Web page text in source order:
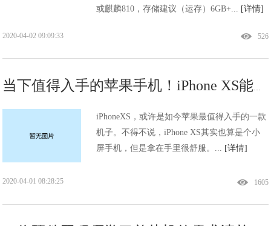
或麒麟810，存储建议（运存）6GB+... [详情]
526
2020-04-02 09:09:33
当下值得入手的苹果手机！iPhone XS能排第一
iPhoneXS，或许是如今苹果最值得入手的一款
机子。不得不说，iPhone XS其实也算是个小
屏手机，但是拿在手里很舒服。... [详情]
1605
2020-04-01 08:28:25